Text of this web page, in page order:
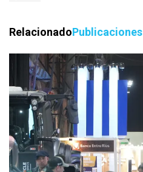
RelacionadoPublicaciones